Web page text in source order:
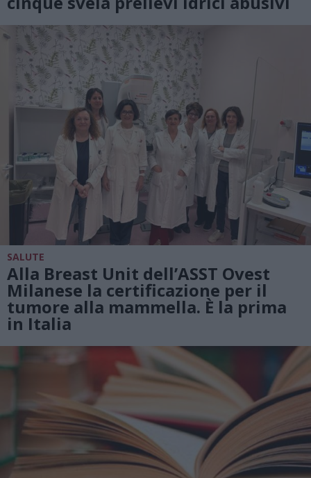
SALUTE
Alla Breast Unit dell’ASST Ovest
Milanese la certificazione per il
tumore alla mammella. È la prima
in Italia